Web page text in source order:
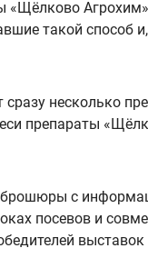
такой способ
несколько
препараты
брошюры с
посевов и